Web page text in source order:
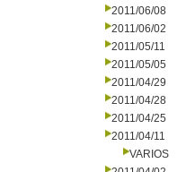
2011/06/08
2011/06/02
2011/05/11
2011/05/05
2011/04/29
2011/04/28
2011/04/25
2011/04/11
VARIOS